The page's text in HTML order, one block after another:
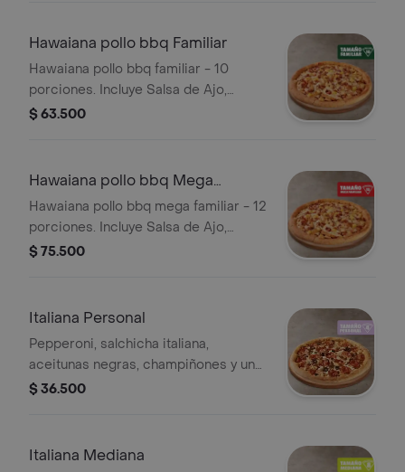
Hawaiana pollo bbq Familiar
Hawaiana pollo bbq familiar - 10
porciones. Incluye Salsa de Ajo,
Sazonador Pimienta Roja y
$ 63.500
Hawaiana pollo bbq Mega
Familiar
Hawaiana pollo bbq mega familiar - 12
porciones. Incluye Salsa de Ajo,
Sazonador Pimienta Roja y
$ 75.500
Italiana Personal
Pepperoni, salchicha italiana,
aceitunas negras, champiñones y un
toque de orégano - 4 porciones.
$ 36.500
Italiana Mediana